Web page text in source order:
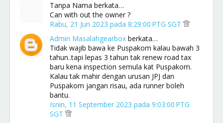
Tanpa Nama berkata…
Can with out the owner ?
Rabu, 21 Jun 2023 pada 8:29:00 PTG SGT
Admin Masalahgearbox berkata…
Tidak wajib bawa ke Puspakom kalau bawah 3
tahun..tapi lepas 3 tahun tak renew road tax
baru kena inspection semula kat Puspakom.
Kalau tak mahir dengan urusan JPJ dan
Puspakom jangan risau, ada runner boleh
bantu.
Isnin, 11 September 2023 pada 9:03:00 PTG
SGT